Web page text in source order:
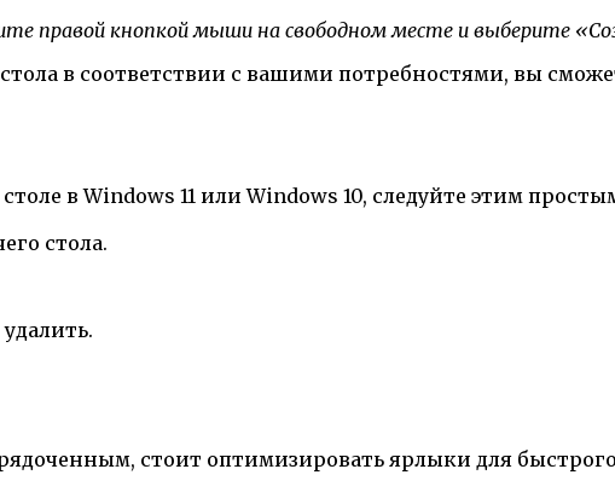
правой кнопкой мыши на свободном месте и выберите
в соответствии с вашими потребностями, вы
в Windows 11 или Windows 10, следуйте этим
стола.
стоит оптимизировать ярлыки для